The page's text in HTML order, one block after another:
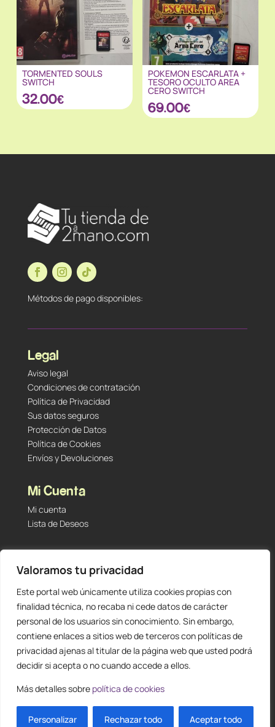
Valoramos tu privacidad
Este portal web únicamente utiliza cookies propias con
finalidad técnica, no recaba ni cede datos de carácter
personal de los usuarios sin conocimiento. Sin embargo,
contiene enlaces a sitios web de terceros con políticas de
privacidad ajenas al titular de la página web que usted podrá
decidir si acepta o no cuando accede a ellos.
Más detalles sobre política de cookies
Personalizar Rechazar todo Aceptar todo
TORMENTED SOULS
SWITCH
32.00€
POKEMON ESCARLATA +
TESORO OCULTO AREA
CERO SWITCH
69.00€
Métodos de pago disponibles:
Legal
Aviso legal
Condiciones de contratación
Política de Privacidad
Sus datos seguros
Protección de Datos
Política de Cookies
Envíos y Devoluciones
Mi Cuenta
Mi cuenta
Lista de Deseos
Tu Tienda de Segunda Mano, Sambara #101 (Madrid,
28027 – España)
912 60 05 55 |+34 601 23 09 14
info@staging.tutiendadesegundamano.com
Diseño y creación web byPublydea© |Todos los derechos reservados
ES